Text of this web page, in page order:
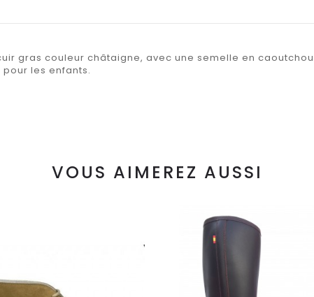
gras couleur châtaigne, avec une semelle en
les enfants.
VOUS AIMEREZ AUSSI